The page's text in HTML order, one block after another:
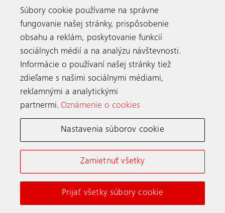
Zvyšujeme kvalitu života v meste
Súbory cookie používame na správne
fungovanie našej stránky, prispôsobenie
obsahu a reklám, poskytovanie funkcií
sociálnych médií a na analýzu návštevnosti.
Informácie o používaní našej stránky tiež
zdieľame s našimi sociálnymi médiami,
reklamnými a analytickými
partnermi. Oznámenie o cookies
Nastavenia súborov cookie
Zamietnuť všetky
Prijať všetky súbory cookie